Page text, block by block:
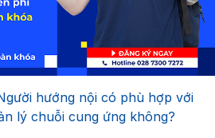
hướng nội có phù hợp với
lý chuỗi cung ứng không?